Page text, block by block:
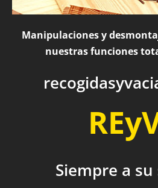
Manipulaciones y
nuestras funciones
Siempre a